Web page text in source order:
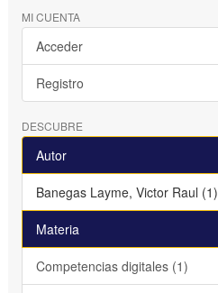
MI CUENTA
Acceder
Registro
DESCUBRE
Autor
Banegas Layme, Victor Raul (1)
Materia
Competencias digitales (1)